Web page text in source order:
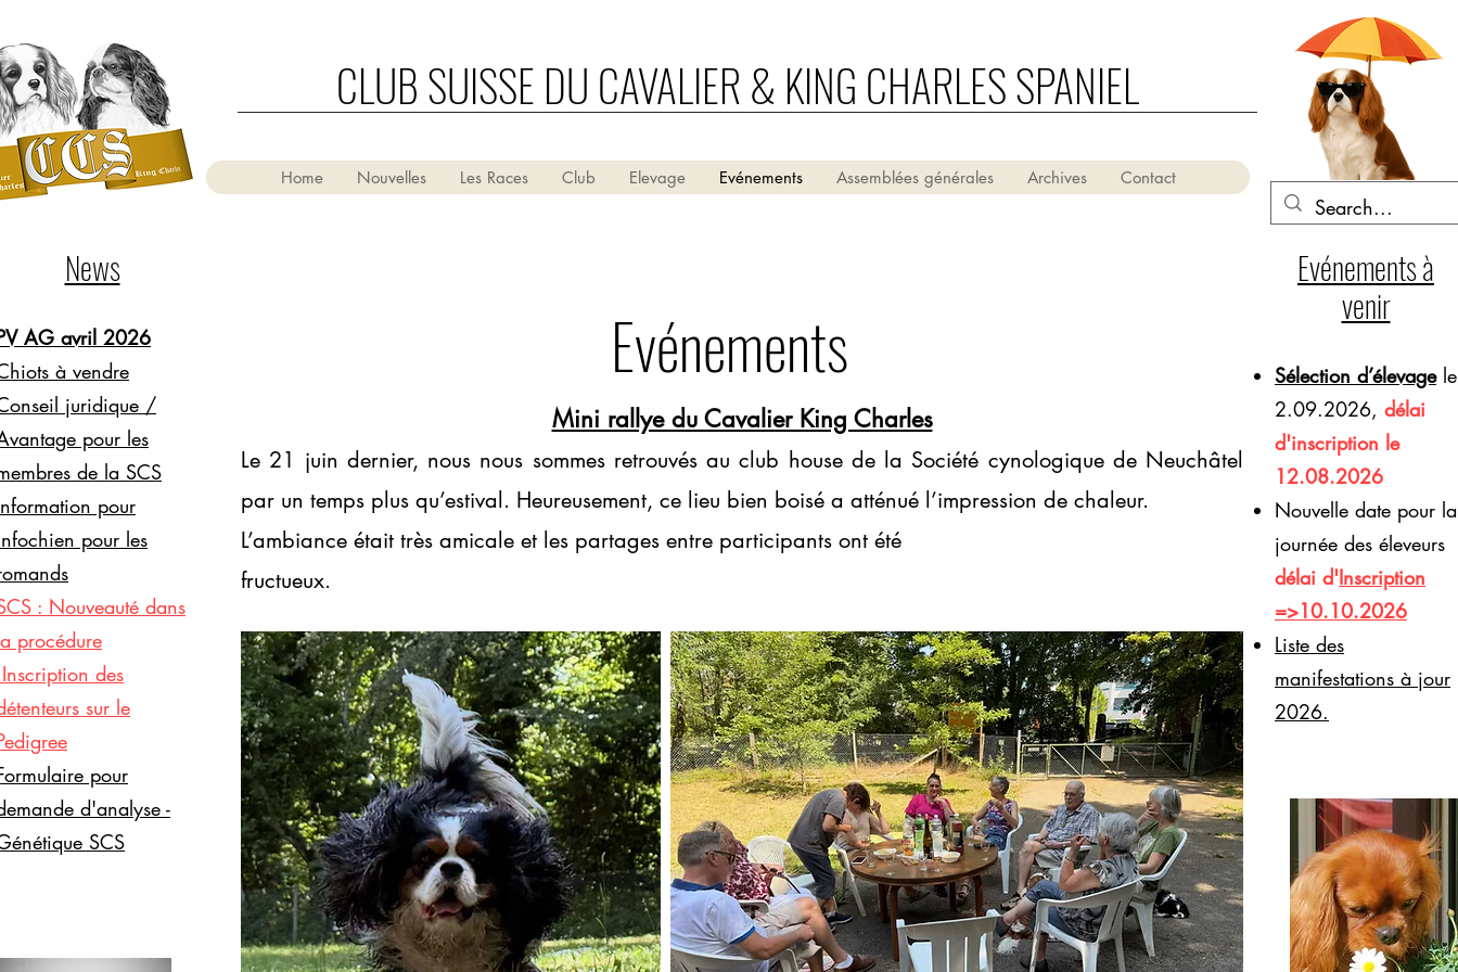
CLUB SUISSE DU CAVALIER & KING CHARLES SPANIEL
Home Nouvelles Les Races Club Elevage Evénements Assemblées générales Archives Contact
Evénements
Mini rallye du Cavalier King Charles
Le 21 juin dernier, nous nous sommes retrouvés au club house de la Société cynologique de Neuchâtel
par un temps plus qu’estival. Heureusement, ce lieu bien boisé a atténué l’impression de chaleur.
L’ambiance était très amicale et les partages entre participants ont été
fructueux.
Evénements à
venir
Sélection d’élevagele
2.09.2026, délai
d'inscription le
12.08.2026
Nouvelle date pour la
journée des éleveurs
délai d'Inscription
=>10.10.2026
​Liste des
manifestations à jour
2026.
News
AG avril 2026
à vendre
juridique /
pour les
de la SCS
pour
pour les
: Nouveauté dans
procédure
des
sur le
pour
d'analyse -
SCS